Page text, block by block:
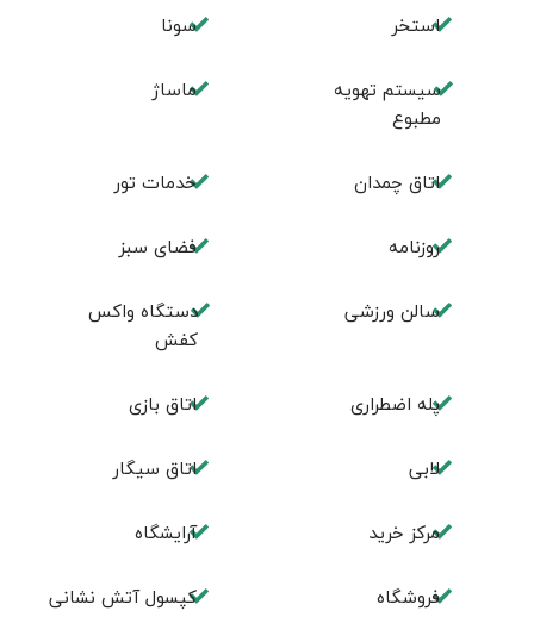
استخر سونا
سیستم تهویه
مطبوع
ماساژ
اتاق چمدان خدمات تور
روزنامه فضای سبز
سالن ورزشی
دستگاه واکس
کفش
پله اضطراری اتاق بازی
لابی اتاق سیگار
مرکز خرید آرایشگاه
فروشگاه کپسول آتش نشانی